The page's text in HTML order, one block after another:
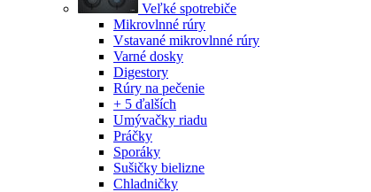
Veľké spotrebiče
Mikrovlnné rúry
Vstavané mikrovlnné rúry
Varné dosky
Digestory
Rúry na pečenie
+ 5 ďalších
Umývačky riadu
Práčky
Sporáky
Sušičky bielizne
Chladničky